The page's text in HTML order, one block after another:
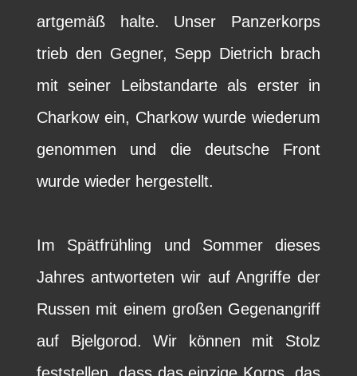
artgemäß halte. Unser Panzerkorps
trieb den Gegner, Sepp Dietrich brach
mit seiner Leibstandarte als erster in
Charkow ein, Charkow wurde wiederum
genommen und die deutsche Front
wurde wieder hergestellt.
Im Spätfrühling und Sommer dieses
Jahres antworteten wir auf Angriffe der
Russen mit einem großen Gegenangriff
auf Bjelgorod. Wir können mit Stolz